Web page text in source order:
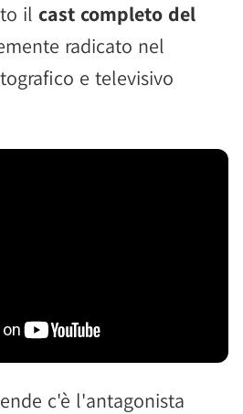
il cast completo del
radicato nel
e televisivo
c'è l'antagonista